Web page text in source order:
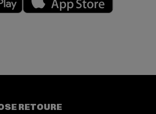
RETOURE